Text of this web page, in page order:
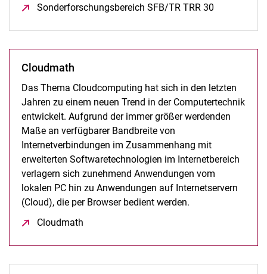
Sonderforschungsbereich SFB/TR TRR 30
Cloudmath
Das Thema Cloudcomputing hat sich in den letzten
Jahren zu einem neuen Trend in der Computertechnik
entwickelt. Aufgrund der immer größer werdenden
Maße an verfügbarer Bandbreite von
Internetverbindungen im Zusammenhang mit
erweiterten Softwaretechnologien im Internetbereich
verlagern sich zunehmend Anwendungen vom
lokalen PC hin zu Anwendungen auf Internetservern
(Cloud), die per Browser bedient werden.
Cloudmath